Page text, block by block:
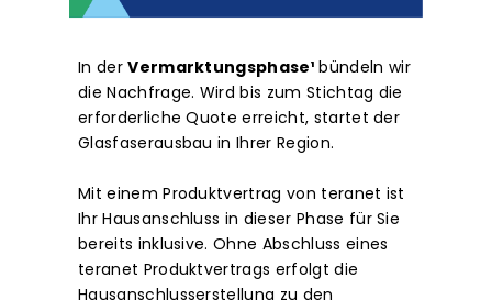
In derVermarktungsphase¹ bündeln wir
die Nachfrage. Wird bis zum Stichtag die
erforderliche Quote erreicht, startet der
Glasfaserausbau in Ihrer Region.
Mit einem Produktvertrag von teranet ist
Ihr Hausanschluss in dieser Phase für Sie
bereits inklusive. Ohne Abschluss eines
teranet Produktvertrags erfolgt die
Hausanschlusserstellung zu den